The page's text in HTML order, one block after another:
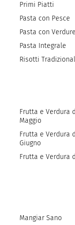
Primi Piatti
Pasta con Pesce
Pasta con Verdure
Pasta Integrale
Risotti
Frutta e Verdura
Maggio
Frutta e Verdura
Giugno
Frutta e Verdura
Mangiar Sano